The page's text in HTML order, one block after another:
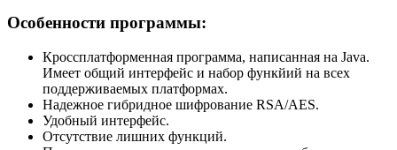
Особенности программы:
Кроссплатформенная программа, написанная на Java.
Имеет общий интерфейс и набор функйий на всех
поддерживаемых платформах.
Надежное гибридное шифрование RSA/AES.
Удобный интерфейс.
Отсутствие лишних функций.